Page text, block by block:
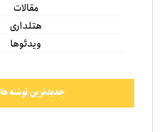
مقالات
هتلداری
ویدئوها
جدیدترین نوشته ها